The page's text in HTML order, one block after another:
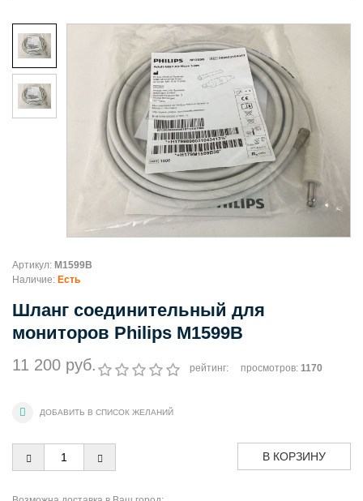
Артикул: M1599B
Наличие: Есть
Шланг соединительный для
мониторов Philips M1599B
11 200 руб. рейтинг: просмотров: 1170